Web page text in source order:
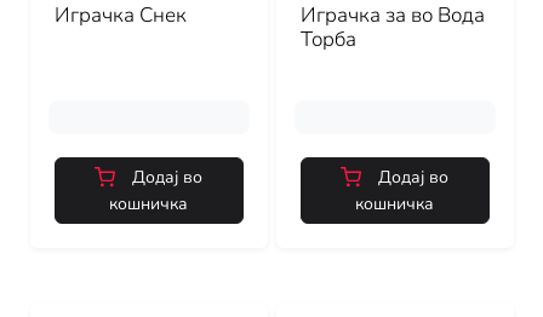
Играчка Снек
Додај во
кошничка
Играчка за во Вода
Торба
Додај во
кошничка